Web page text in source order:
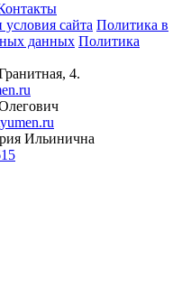
сайта Политика в
данных Политика
4.
Ильинична